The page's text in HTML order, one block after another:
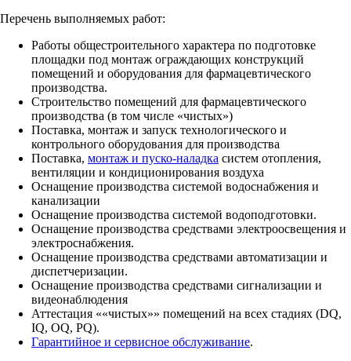
Перечень выполняемых работ:
Работы общестроительного характера по подготовке
площадки под монтаж ограждающих конструкций
помещений и оборудования для фармацевтического
производства.
Строительство помещений для фармацевтического
производства (в том числе «чистых»)
Поставка, монтаж и запуск технологического и
контрольного оборудования для производства
Поставка, монтаж и пуско-наладка систем отопления,
вентиляции и кондиционирования воздуха
Оснащение производства системой водоснабжения и
канализации
Оснащение производства системой водоподготовки.
Оснащение производства средствами электроосвещения и
электроснабжения.
Оснащение производства средствами автоматизации и
диспетчеризации.
Оснащение производства средствами сигнализации и
видеонаблюдения
Аттестация ««чистых»» помещений на всех стадиях (DQ,
IQ, OQ, PQ).
Гарантийное и сервисное обслуживание.